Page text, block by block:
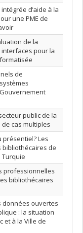
d’aide à la
une PME de
de la
pour la
de
public de la
cas multiples
présentiel? Les
de
professionnelles
bibliothécaires
données ouvertes
: la situation
et à la Ville de